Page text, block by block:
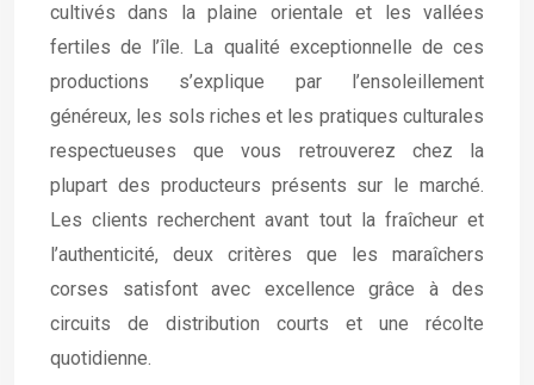
cultivés dans la plaine orientale et les vallées
fertiles de l’île. La qualité exceptionnelle de ces
productions s’explique par l’ensoleillement
généreux, les sols riches et les pratiques culturales
respectueuses que vous retrouverez chez la
plupart des producteurs présents sur le marché.
Les clients recherchent avant tout la fraîcheur et
l’authenticité, deux critères que les maraîchers
corses satisfont avec excellence grâce à des
circuits de distribution courts et une récolte
quotidienne.